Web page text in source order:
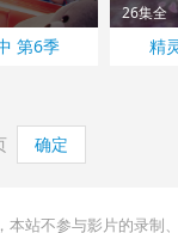
第6季
26集全
精
确定
站不参与影片的录制